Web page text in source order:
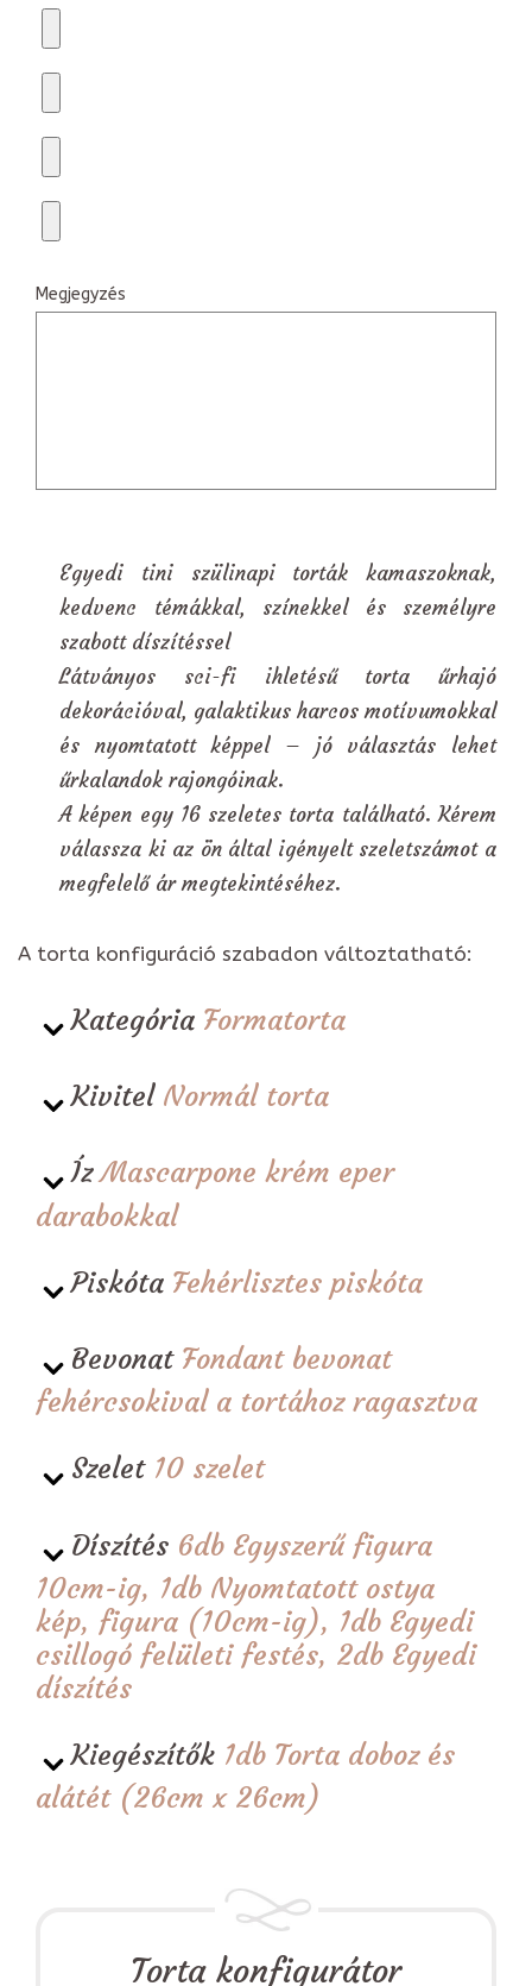
Megjegyzés
Egyedi tini szülinapi torták kamaszoknak,
kedvenc témákkal, színekkel és személyre
szabott díszítéssel
Látványos sci-fi ihletésű torta űrhajó
dekorációval, galaktikus harcos motívumokkal
és nyomtatott képpel – jó választás lehet
űrkalandok rajongóinak.
A képen egy 16 szeletes torta található. Kérem
válassza ki az ön által igényelt szeletszámot a
megfelelő ár megtekintéséhez.
A torta konfiguráció szabadon változtatható:
Kategória Formatorta
Kivitel Normál torta
ÍzMascarpone krém eper
darabokkal
Piskóta Fehérlisztes piskóta
Bevonat Fondant bevonat
fehércsokival a tortához ragasztva
Szelet 10 szelet
Díszítés 6db Egyszerű figura
10cm-ig, 1db Nyomtatott ostya
kép, figura (10cm-ig), 1db Egyedi
csillogó felületi festés, 2db Egyedi
díszítés
Kiegészítők 1db Torta doboz és
alátét (26cm x 26cm)
Torta konfigurátor